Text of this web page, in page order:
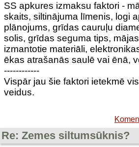
SS apkures izmaksu faktori -
skaits, siltinājuma līmenis, logi
plānojums, grīdas cauruļu
solis, grīdas seguma tips,
izmantotie materiāli,
ēkas atrašanās saulē vai ēnā,
------------
Vispār jau šie faktori ietekmē
veidus.
Re: Zemes siltumsūknis?